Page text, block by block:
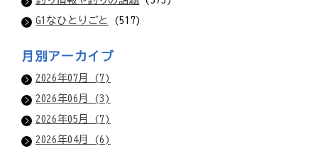
G1なひとりごと
(517)
月別アーカイブ
2026年07月 (7)
2026年06月 (3)
2026年05月 (7)
2026年04月 (6)